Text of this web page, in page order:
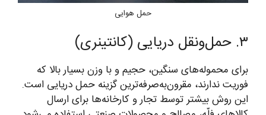
حمل هوایی
۳. حمل‌ونقل دریایی (کانتینری)
برای محموله‌های سنگین، حجیم و با وزن بسیار بالا که
فوریت ندارند، مقرون‌به‌صرفه‌ترین گزینه حمل دریایی است.
این روش بیشتر توسط تجار و کارخانه‌ها برای ارسال